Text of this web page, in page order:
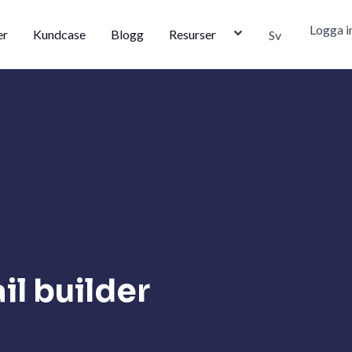
Kundcase Blogg Resurser Sv Logga
builder